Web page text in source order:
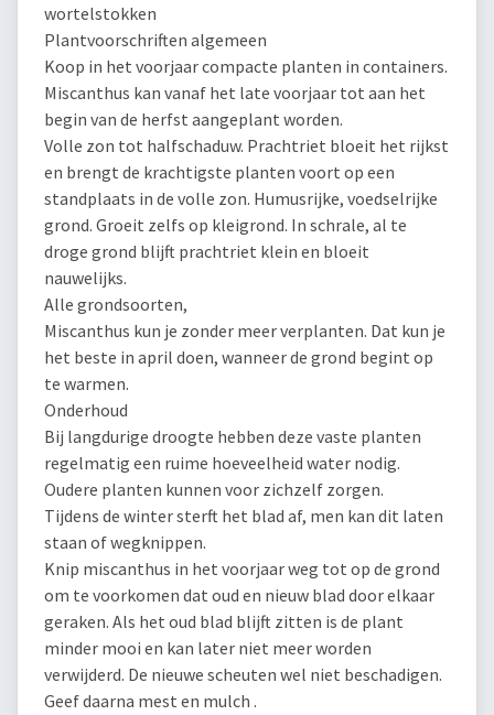
wortelstokken
Plantvoorschriften algemeen
Koop in het voorjaar compacte planten in containers.
Miscanthus kan vanaf het late voorjaar tot aan het
begin van de herfst aangeplant worden.
Volle zon tot halfschaduw. Prachtriet bloeit het rijkst
en brengt de krachtigste planten voort op een
standplaats in de volle zon. Humusrijke, voedselrijke
grond. Groeit zelfs op kleigrond. In schrale, al te
droge grond blijft prachtriet klein en bloeit
nauwelijks.
Alle grondsoorten,
Miscanthus kun je zonder meer verplanten. Dat kun je
het beste in april doen, wanneer de grond begint op
te warmen.
Onderhoud
Bij langdurige droogte hebben deze vaste planten
regelmatig een ruime hoeveelheid water nodig.
Oudere planten kunnen voor zichzelf zorgen.
Tijdens de winter sterft het blad af, men kan dit laten
staan of wegknippen.
Knip miscanthus in het voorjaar weg tot op de grond
om te voorkomen dat oud en nieuw blad door elkaar
geraken. Als het oud blad blijft zitten is de plant
minder mooi en kan later niet meer worden
verwijderd. De nieuwe scheuten wel niet beschadigen.
Geef daarna mest en mulch .